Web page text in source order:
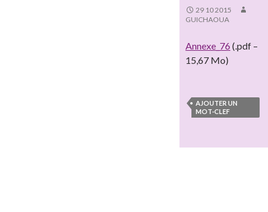
29 10 2015
GUICHAOUA
Annexe_76 (.pdf –
15,67 Mo)
AJOUTER UN
MOT-CLEF